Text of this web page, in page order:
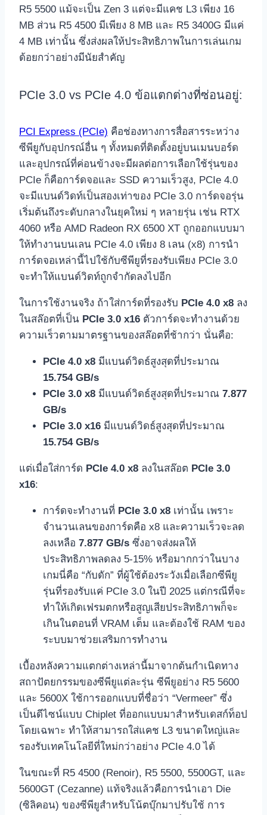
R5 5500 แม้จะเป็น Zen 3 แต่จะมีแคช L3 เพียง 16
MB ส่วน R5 4500 มีเพียง 8 MB และ R5 3400G มีแค่
4 MB เท่านั้น ซึ่งส่งผลให้ประสิทธิภาพในการเล่นเกม
ด้อยกว่าอย่างมีนัยสำคัญ
PCIe 3.0 vs PCIe 4.0 ข้อแตกต่างที่ซ่อนอยู่:
PCI Express (PCIe) คือช่องทางการสื่อสารระหว่าง
ซีพียูกับอุปกรณ์อื่น ๆ ทั้งหมดที่ติดตั้งอยู่บนเมนบอร์ด
และอุปกรณ์ที่ค่อนข้างจะมีผลต่อการเลือกใช้รุ่นของ
PCIe ก็คือการ์ดจอและ SSD ความเร็วสูง, PCIe 4.0
จะมีแบนด์วิดท์เป็นสองเท่าของ PCIe 3.0 การ์ดจอรุ่น
เริ่มต้นถึงระดับกลางในยุคใหม่ ๆ หลายรุ่น เช่น RTX
4060 หรือ AMD Radeon RX 6500 XT ถูกออกแบบมา
ให้ทำงานบนเลน PCIe 4.0 เพียง 8 เลน (x8) การนำ
การ์ดจอเหล่านี้ไปใช้กับซีพียูที่รองรับเพียง PCIe 3.0
จะทำให้แบนด์วิดท์ถูกจำกัดลงไปอีก
ในการใช้งานจริง ถ้าใส่การ์ดที่รองรับ PCIe 4.0 x8 ลง
ในสล๊อตที่เป็น PCIe 3.0 x16 ตัวการ์ดจะทำงานด้วย
ความเร็วตามมาตรฐานของสล๊อตที่ช้ากว่า นั่นคือ:
PCIe 4.0 x8 มีแบนด์วิดธ์สูงสุดที่ประมาณ
15.754 GB/s
PCIe 3.0 x8 มีแบนด์วิดธ์สูงสุดที่ประมาณ 7.877
GB/s
PCIe 3.0 x16 มีแบนด์วิดธ์สูงสุดที่ประมาณ
15.754 GB/s
แต่เมื่อใส่การ์ด PCIe 4.0 x8 ลงในสล๊อต PCIe 3.0
x16:
การ์ดจะทำงานที่ PCIe 3.0 x8 เท่านั้น เพราะ
จำนวนเลนของการ์ดคือ x8 และความเร็วจะลด
ลงเหลือ 7.877 GB/s ซึ่งอาจส่งผลให้
ประสิทธิภาพลดลง 5-15% หรือมากกว่าในบาง
เกมนี่คือ “กับดัก” ที่ผู้ใช้ต้องระวังเมื่อเลือกซีพียู
รุ่นที่รองรับแค่ PCIe 3.0 ในปี 2025 แต่กรณีที่จะ
ทำให้เกิดเฟรมตกหรือสูญเสียประสิทธิภาพก็จะ
เกินในตอนที่ VRAM เต็ม และต้องใช้ RAM ของ
ระบบมาช่วยเสริมการทำงาน
เบื้องหลังความแตกต่างเหล่านี้มาจากต้นกำเนิดทาง
สถาปัตยกรรมของซีพียูแต่ละรุ่น ซีพียูอย่าง R5 5600
และ 5600X ใช้การออกแบบที่ชื่อว่า “Vermeer” ซึ่ง
เป็นดีไซน์แบบ Chiplet ที่ออกแบบมาสำหรับเดสก์ท็อป
โดยเฉพาะ ทำให้สามารถใส่แคช L3 ขนาดใหญ่และ
รองรับเทคโนโลยีที่ใหม่กว่าอย่าง PCIe 4.0 ได้
ในขณะที่ R5 4500 (Renoir), R5 5500, 5500GT, และ
5600GT (Cezanne) แท้จริงแล้วคือการนำเอา Die
(ซิลิคอน) ของซีพียูสำหรับโน้ตบุ๊กมาปรับใช้ การ